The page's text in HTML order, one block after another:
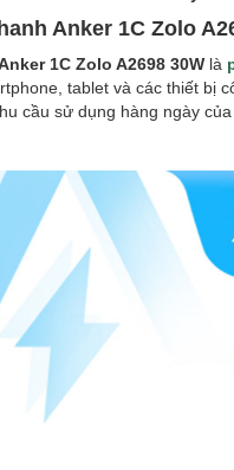
Anker 1C Zolo
1C Zolo A2698 30W là
tablet và các thiết bị
cầu sử dụng hàng ngày